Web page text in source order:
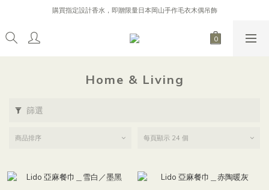
購買指定設計香水，即贈限量日本岡山手作毛衣木偶吊飾
購買指定設計香水，即贈限量日本岡山手作毛衣木偶吊飾
逐日 Line 好友募集中，加入 Line 好友，贈 200 元購物金！
Home & Living
篩選
商品排序 每頁顯示 24 個